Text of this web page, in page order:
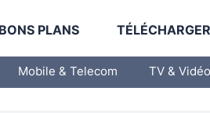
BONS PLANS
Mobile & Telecom TV & Vidéo